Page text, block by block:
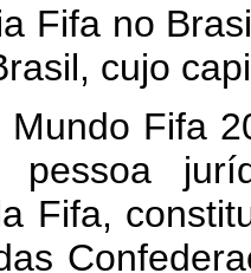
Fifa no
cujo
Fifa
Fifa,